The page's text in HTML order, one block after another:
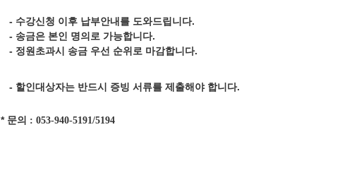
- 수강신청 이후 납부안내를 도와드립니다.
- 송금은 본인 명의로 가능합니다.
- 정원초과시 송금 우선 순위로 마감합니다.
- 할인대상자는 반드시 증빙 서류를 제출해야 합니다.
* 문의 : 053-940-5191/5194